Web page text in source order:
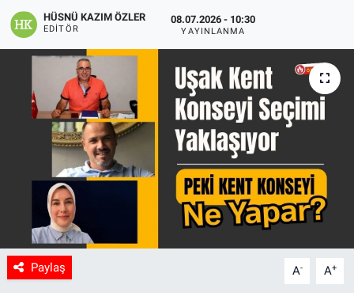
HÜSNÜ KAZIM ÖZLER
EDITÖR
08.07.2026 - 10:30
YAYINLANMA
Paylaş A- A+
Son Dakika
Uşak Haberleri